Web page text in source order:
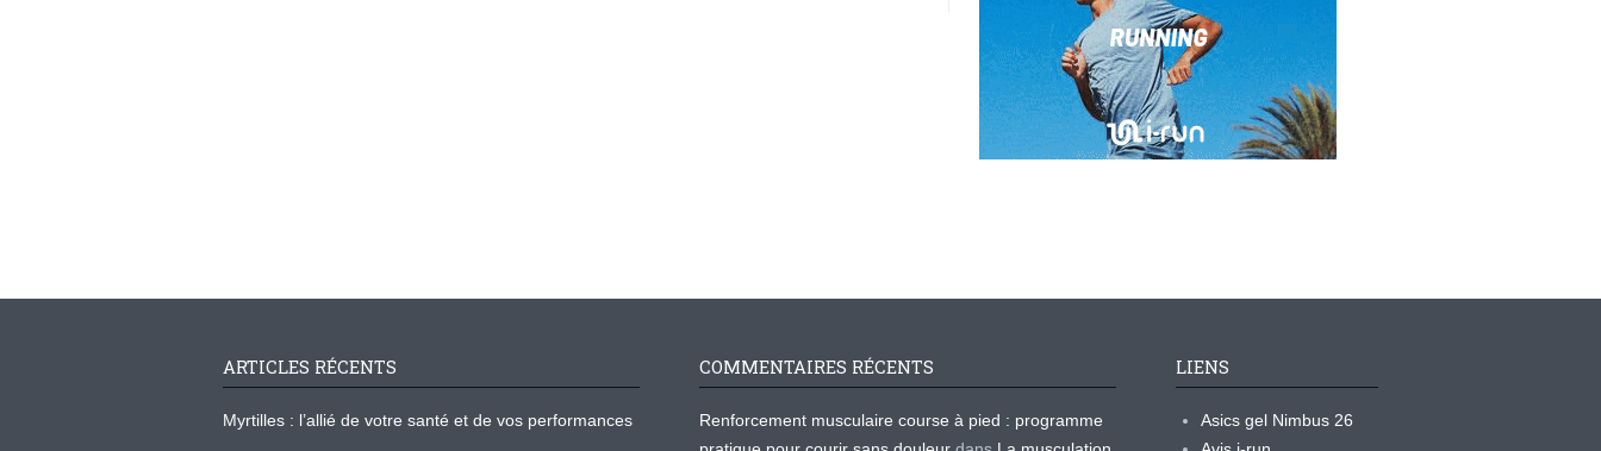
ARTICLES RÉCENTS
Myrtilles : l’allié de votre santé et de vos performances
COMMENTAIRES RÉCENTS
Renforcement musculaire course à pied : programme
LIENS
Asics gel Nimbus 26